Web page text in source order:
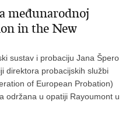
međunarodnoj
in the New
sustav i probaciju Jana Špero
direktora probacijskih službi
of European Probation)
održana u opatiji Rayoumont u